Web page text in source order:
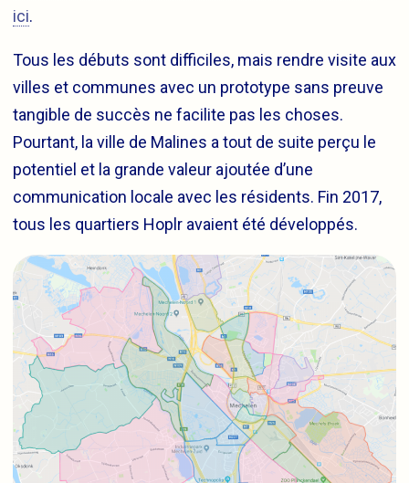
ici.
Tous les débuts sont difficiles, mais rendre visite aux
villes et communes avec un prototype sans preuve
tangible de succès ne facilite pas les choses.
Pourtant, la ville de Malines a tout de suite perçu le
potentiel et la grande valeur ajoutée d’une
communication locale avec les résidents. Fin 2017,
tous les quartiers Hoplr avaient été développés.